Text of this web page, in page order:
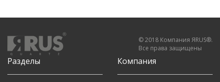
Разделы Компания
© 2018 Компания ЯRUS®.
Все права защищены